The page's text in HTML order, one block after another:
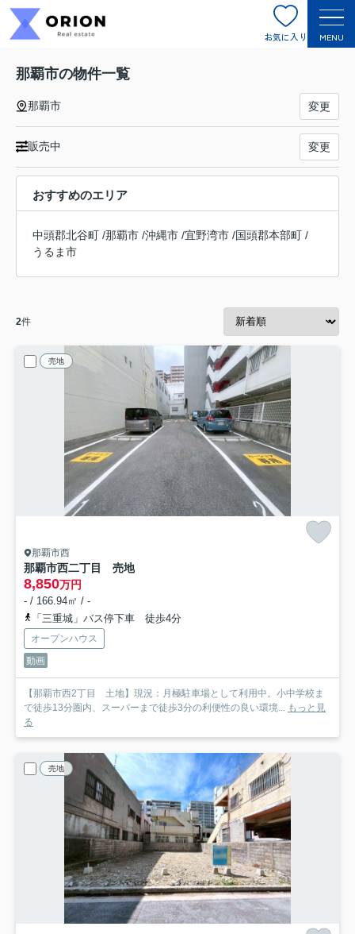
お気に入り MENU
那覇市の物件一覧
那覇市 変更
販売中 変更
おすすめのエリア
中頭郡北谷町 /那覇市 /沖縄市 /宜野湾市 /国頭郡本部町 /
うるま市
2件
売地
那覇市西
那覇市西二丁目 売地
8,850万円
- / 166.94㎡ / -
「三重城」バス停下車 徒歩4分
オープンハウス
動画
【那覇市西2丁目 土地】現況：月極駐車場として利用中。小中学校ま
で徒歩13分圏内、スーパーまで徒歩3分の利便性の良い環境...
もっと見
る
売地